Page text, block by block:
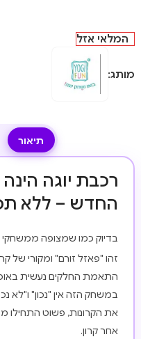
המלאי אזל
מותג:
תיאור
רכבת יוגה
החדש – ללא
בדיוק כמו שמצופה ממשחקי
זהו "פאזל זורם" ומקורי של
התאמת החלקים נעשית באופן
במשחק הזה אין "נכון" ו"לא
את הקרונות, פשוט התחילו
אחר קרון.